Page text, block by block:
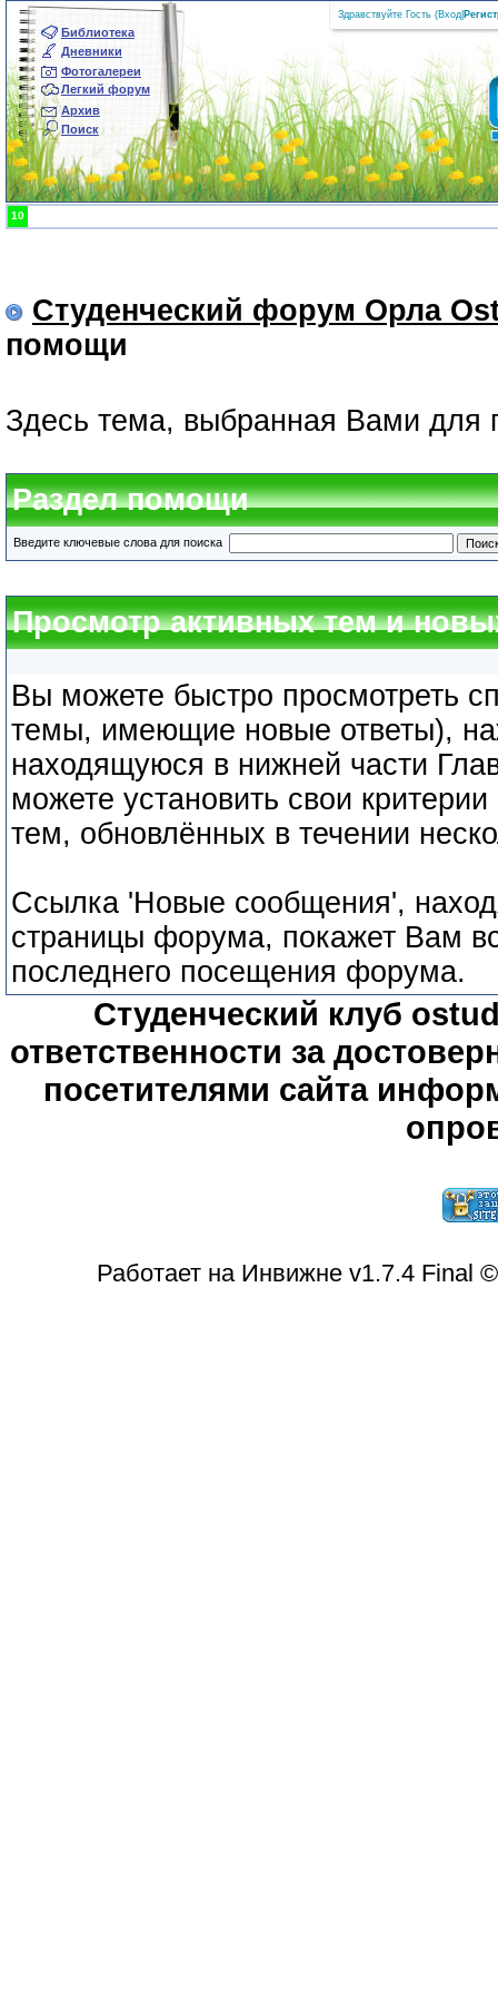
Библиотека
Дневники
Фотогалереи
Легкий форум
Архив
Поиск
Здравствуйте Гость (Вход
10
Студенческий форум Орла
помощи
Здесь тема, выбранная Вами для
Раздел помощи
Введите ключевые слова для поиска
Просмотр активных тем и
Вы можете быстро просмотреть
темы, имеющие новые ответы),
находящуюся в нижней части
можете установить свои
тем, обновлённых в течении
Ссылка 'Новые сообщения',
страницы форума, покажет Вам
последнего посещения форума.
Студенческий клуб
ответственности за
посетителями сайта
Работает на Инвижне v1.7.4 Final